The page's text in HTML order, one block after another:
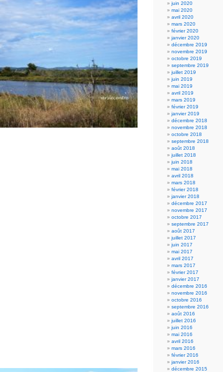
juin 2020
mai 2020
avril 2020
mars 2020
février 2020
janvier 2020
décembre 2019
novembre 2019
octobre 2019
septembre 2019
juillet 2019
juin 2019
mai 2019
avril 2019
mars 2019
février 2019
janvier 2019
décembre 2018
novembre 2018
octobre 2018
septembre 2018
août 2018
juillet 2018
juin 2018
mai 2018
avril 2018
mars 2018
février 2018
janvier 2018
décembre 2017
novembre 2017
octobre 2017
septembre 2017
août 2017
juillet 2017
juin 2017
mai 2017
avril 2017
mars 2017
février 2017
janvier 2017
décembre 2016
novembre 2016
octobre 2016
septembre 2016
août 2016
juillet 2016
juin 2016
mai 2016
avril 2016
mars 2016
février 2016
janvier 2016
décembre 2015